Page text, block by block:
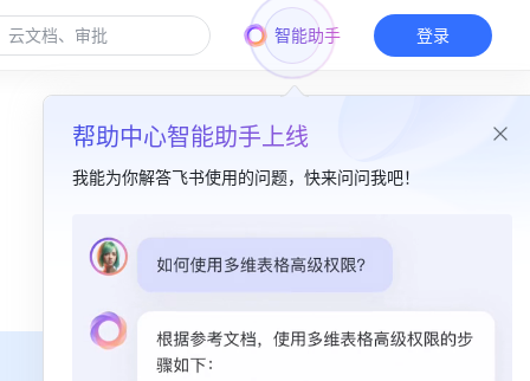
智能助手
帮助中心智能助手上线
我能为你解答飞书使用的问题，快来问问我吧！
登录
二、操作流程​